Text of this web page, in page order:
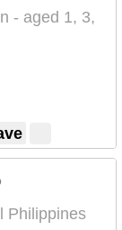
- aged 1, 3,
Philippines